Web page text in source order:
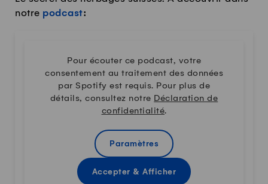
notre podcast:
Pour écouter ce podcast, votre
consentement au traitement des données
par Spotify est requis. Pour plus de
détails, consultez notre Déclaration de
confidentialité.
Paramètres
Accepter & Afficher